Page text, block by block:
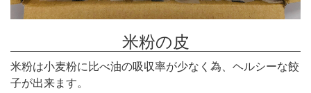
米粉の皮
米粉は小麦粉に比べ油の吸収率が少なく為、ヘルシーな餃
子が出来ます。